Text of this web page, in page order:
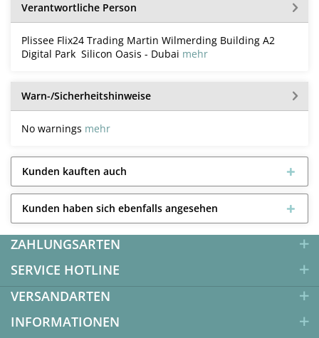
Verantwortliche Person
Plissee Flix24 Trading Martin Wilmerding Building A2
Digital Park Silicon Oasis - Dubai mehr
Warn-/Sicherheitshinweise
No warnings mehr
Kunden kauften auch
Kunden haben sich ebenfalls angesehen
ZAHLUNGSARTEN
SERVICE HOTLINE
VERSANDARTEN
INFORMATIONEN